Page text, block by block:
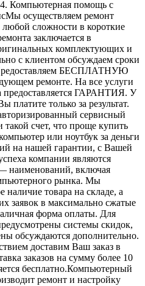
Компьютерная помощь с
осуществляем ремонт
сложности в короткие
заключается в
комплектующих и
с клиентом обсуждаем сроки
БЕСПЛАТНУЮ
ремонте. На все услуги
предоставляется ГАРАНТИЯ. У
платите только за результат.
сервисный
счет, что проще купить
или ноутбук за деньги
на нашей гарантии, с Вашей
компании являются
наименований, включая
рынка. Мы
наличие товара на складе, а
заявок в максимально сжатые
форма оплаты. Для
системы скидок,
обсуждаются дополнительно.
доставим Ваш заказ в
заказов на сумму более 10
бесплатно.Компьютерный
ремонт и настройку